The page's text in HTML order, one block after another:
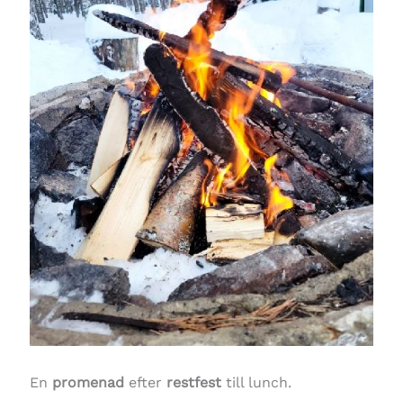
En promenad efter restfesttill lunch.